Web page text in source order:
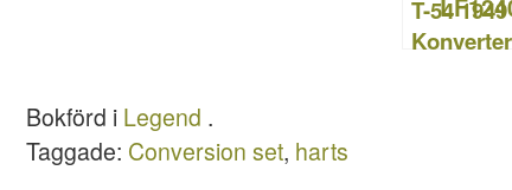
T-54 1949
Bokförd i Legend .
Taggade: Conversion set, harts